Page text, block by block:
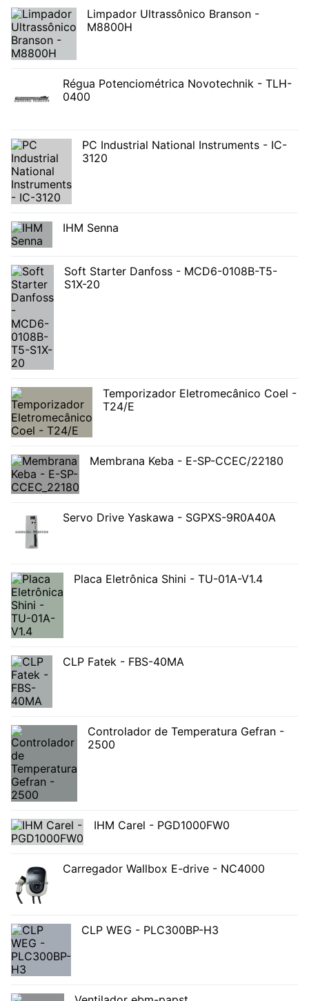
Limpador Ultrassônico Branson -
M8800H
Régua Potenciométrica Novotechnik - TLH-
0400
PC Industrial National Instruments - IC-
3120
IHM Senna
Soft Starter Danfoss - MCD6-0108B-T5-
S1X-20
Temporizador Eletromecânico Coel -
T24/E
Membrana Keba - E-SP-CCEC/22180
Servo Drive Yaskawa - SGPXS-9R0A40A
Placa Eletrônica Shini - TU-01A-V1.4
CLP Fatek - FBS-40MA
Controlador de Temperatura Gefran -
2500
IHM Carel - PGD1000FW0
Carregador Wallbox E-drive - NC4000
CLP WEG - PLC300BP-H3